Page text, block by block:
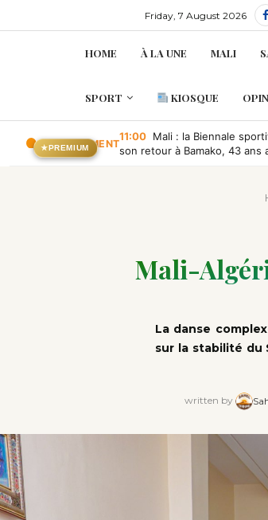
Friday, 7 August 2026
HOME À LA UNE MALI
SPORT KIOSQUE
EN CE MOMENT
★PREMIUM
11:00 Mali : la Biennale
son retour à Bamako, 43 ans
Mali-
La danse
sur la stabilité du
written by